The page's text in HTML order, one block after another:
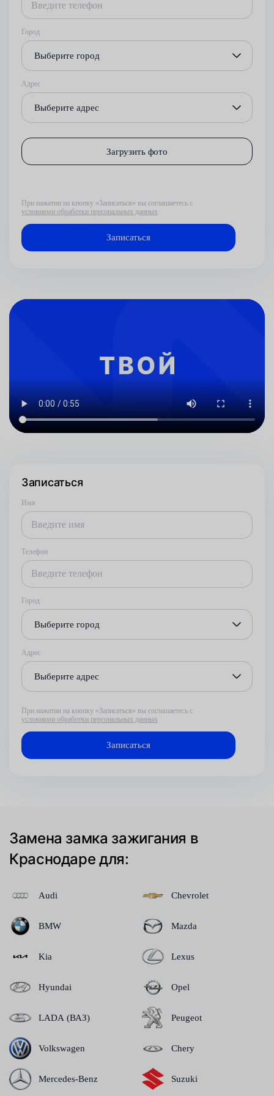
Город
Выберите город
Адрес
Выберите адрес
Загрузить фото
При нажатии на кнопку «Записаться» вы соглашаетесь с
условиями обработки персональных данных
Записаться
Имя
Телефон
Город
Выберите город
Адрес
Выберите адрес
При нажатии на кнопку «Записаться» вы соглашаетесь с
условиями обработки персональных данных
Замена замка зажигания в
Краснодаре для:
Audi
BMW
Kia
Hyundai
LADA (ВАЗ)
Volkswagen
Mercedes-Benz
Chevrolet
Mazda
Lexus
Opel
Peugeot
Chery
Suzuki